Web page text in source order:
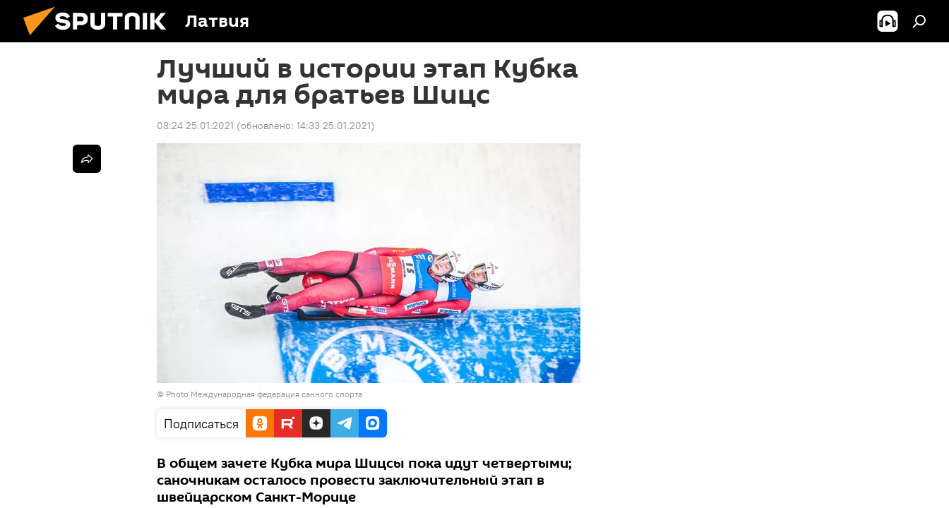
Латвия
Лучший в истории этап Кубка
мира для братьев Шицс
08:24 25.01.2021 (обновлено: 14:33 25.01.2021)
© Photo Международная федерация санного спорта
Подписаться
В общем зачете Кубка мира Шицсы пока идут четвертыми;
саночникам осталось провести заключительный этап в
швейцарском Санкт-Морице